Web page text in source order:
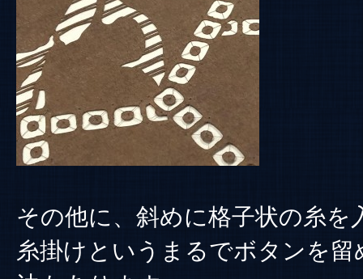
その他に、斜めに格子状の糸を
糸掛けというまるでボタンを留